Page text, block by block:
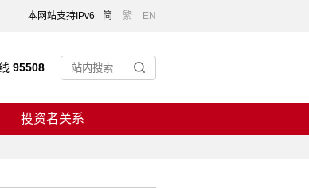
本网站支持IPv6 简 繁 EN
95508
投资者关系